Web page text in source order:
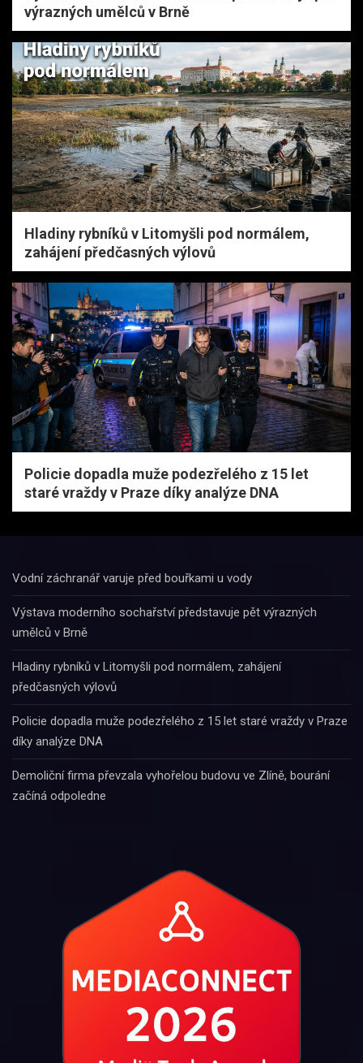
výrazných umělců v Brně
Hladiny rybníků v Litomyšli pod normálem,
zahájení předčasných výlovů
Policie dopadla muže podezřelého z 15 let
staré vraždy v Praze díky analýze DNA
Vodní záchranář varuje před bouřkami u vody
Výstava moderního sochařství představuje pět výrazných
umělců v Brně
Hladiny rybníků v Litomyšli pod normálem, zahájení
předčasných výlovů
Policie dopadla muže podezřelého z 15 let staré vraždy v Praze
díky analýze DNA
Demoliční firma převzala vyhořelou budovu ve Zlíně, bourání
začíná odpoledne